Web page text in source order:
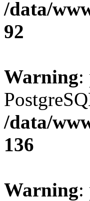
/data/
92
Warning:
/data/
136
Warning: